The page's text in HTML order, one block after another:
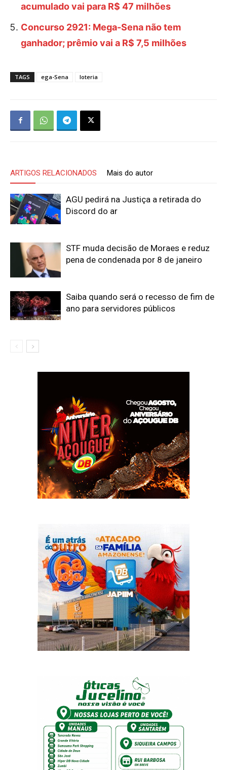
acumulado vai para R$ 47 milhões
Concurso 2921: Mega-Sena não tem
ganhador; prêmio vai a R$ 7,5 milhões
TAGS ega-Sena loteria
ARTIGOS RELACIONADOS Mais do autor
AGU pedirá na Justiça a retirada do
Discord do ar
STF muda decisão de Moraes e reduz
pena de condenada por 8 de janeiro
Saiba quando será o recesso de fim de
ano para servidores públicos